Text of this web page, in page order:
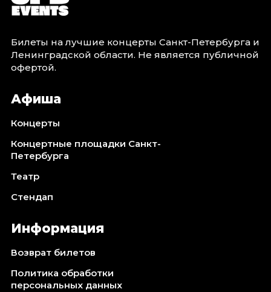
Билеты на лучшие концерты Санкт-Петербурга и
Ленинградской области. Не является публичной
офертой.
Афиша
Концерты
Концертные площадки Санкт-
Петербурга
Театр
Стендап
Информация
Возврат билетов
Политика обработки
персональных данных